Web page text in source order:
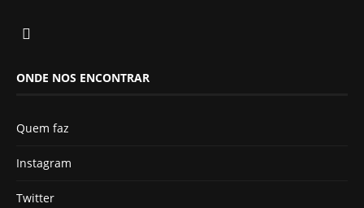
ONDE NOS ENCONTRAR
Quem faz
Instagram
Twitter